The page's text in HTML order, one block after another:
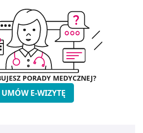
PORADY MEDYCZNEJ?
UMÓW E-WIZYTĘ